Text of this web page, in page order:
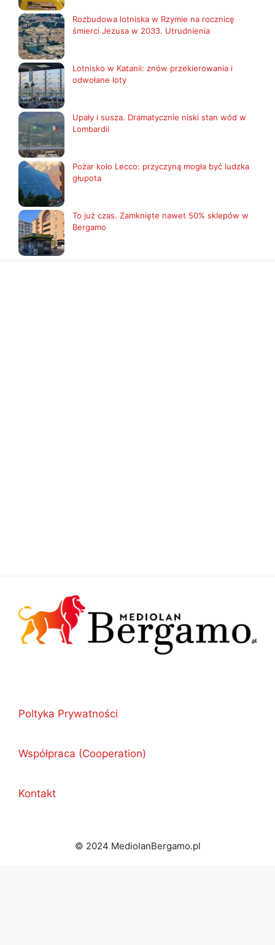
Rozbudowa lotniska w Rzymie na rocznicę
śmierci Jezusa w 2033. Utrudnienia
Lotnisko w Katanii: znów przekierowania i
odwołane loty
Upały i susza. Dramatycznie niski stan wód w
Lombardii
Pożar koło Lecco: przyczyną mogła być ludzka
głupota
To już czas. Zamknięte nawet 50% sklepów w
Bergamo
Poltyka Prywatności
Współpraca (Cooperation)
Kontakt
© 2024 MediolanBergamo.pl